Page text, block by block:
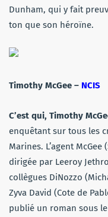
Dunham, qui y fait
ton que son héroïne.
Timothy McGee – NCIS
C’est qui, Timothy
enquêtant sur tous les
Marines. L’agent McGee
dirigée par Leeroy
collègues DiNozzo
Zyva David (Cote de
publié un roman sous